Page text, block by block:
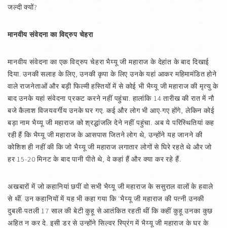
जल्दी क्यों?
मानवीय संवेदना का विद्रुप चेहरा
मानवीय संवेदना का एक विद्रुप चेहरा भैय्यू जी महाराज के देहांत के बाद दिखाई
दिया. उनकी सलाह के लिए, उनकी कृपा के लिए उनके यहां आकर महिमामंडित होने
वाले राजनेताओं और बड़ी फिल्मी हस्तियों में से कोई भी भैय्यू जी महाराज की मृत्यु के
बाद उनके यहां संवेदना प्रकट करने नहीं पहुंचा. हालांकि 14 तारीख की रात में नौ
बजे कैलाश विजयवर्गीय उनके घर गए. कई और लोग भी आए-गए होंगे, लेकिन कोई
बड़ा नाम भैय्यू जी महाराज को श्रद्धांजलि देने नहीं पहुंचा. अब ये परिस्थितियां कह
रही हैं कि भैय्यू जी महाराज के आसपास जितने लोग थे, उन्होंने यह जानने की
कोशिश ही नहीं की कि जो भैय्यू जी महाराज लगातार लोगों से घिरे रहते थे और जो
हर 15-20 मिनट के बाद पानी पीते थे, वे कहां हैं और क्या कर रहे हैं.
अखबारों में जो कहानियां छपीं वो सभी भैय्यू जी महाराज के ससुराल वालों के हवाले
से थीं. उन कहानियों में यह भी कहा गया कि ‘भैय्यू जी महाराज की पत्नी उनकी
दुबली-पतली 17 साल की बेटी कुहू से आतंकित रहती थीं कि कहीं कुहू उनका कुछ
अहित न कर दे. इसी डर से उन्होंने सिल्वर स्प्रिंग में भैय्यू जी महाराज के घर के